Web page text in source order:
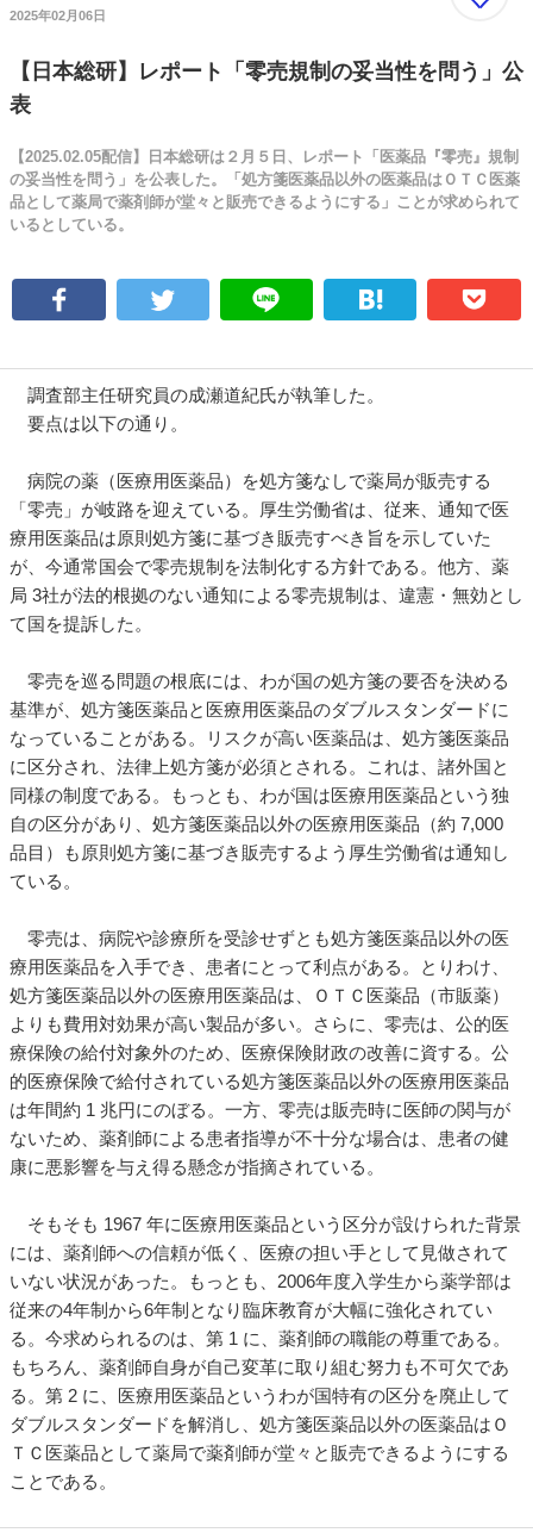
2025年02月06日
【日本総研】レポート「零売規制の妥当性を問う」公
表
【2025.02.05配信】日本総研は２月５日、レポート「医薬品『零売』規制
の妥当性を問う」を公表した。「処方箋医薬品以外の医薬品はＯＴＣ医薬
品として薬局で薬剤師が堂々と販売できるようにする」ことが求められて
いるとしている。
調査部主任研究員の成瀬道紀氏が執筆した。
要点は以下の通り。
病院の薬（医療用医薬品）を処方箋なしで薬局が販売する
「零売」が岐路を迎えている。厚生労働省は、従来、通知で医
療用医薬品は原則処方箋に基づき販売すべき旨を示していた
が、今通常国会で零売規制を法制化する方針である。他方、薬
局 3社が法的根拠のない通知による零売規制は、違憲・無効とし
て国を提訴した。
零売を巡る問題の根底には、わが国の処方箋の要否を決める
基準が、処方箋医薬品と医療用医薬品のダブルスタンダードに
なっていることがある。リスクが高い医薬品は、処方箋医薬品
に区分され、法律上処方箋が必須とされる。これは、諸外国と
同様の制度である。もっとも、わが国は医療用医薬品という独
自の区分があり、処方箋医薬品以外の医療用医薬品（約 7,000
品目）も原則処方箋に基づき販売するよう厚生労働省は通知し
ている。
零売は、病院や診療所を受診せずとも処方箋医薬品以外の医
療用医薬品を入手でき、患者にとって利点がある。とりわけ、
処方箋医薬品以外の医療用医薬品は、ＯＴＣ医薬品（市販薬）
よりも費用対効果が高い製品が多い。さらに、零売は、公的医
療保険の給付対象外のため、医療保険財政の改善に資する。公
的医療保険で給付されている処方箋医薬品以外の医療用医薬品
は年間約 1 兆円にのぼる。一方、零売は販売時に医師の関与が
ないため、薬剤師による患者指導が不十分な場合は、患者の健
康に悪影響を与え得る懸念が指摘されている。
そもそも 1967 年に医療用医薬品という区分が設けられた背景
には、薬剤師への信頼が低く、医療の担い手として見做されて
いない状況があった。もっとも、2006年度入学生から薬学部は
従来の4年制から6年制となり臨床教育が大幅に強化されてい
る。今求められるのは、第 1 に、薬剤師の職能の尊重である。
もちろん、薬剤師自身が自己変革に取り組む努力も不可欠であ
る。第 2 に、医療用医薬品というわが国特有の区分を廃止して
ダブルスタンダードを解消し、処方箋医薬品以外の医薬品はＯ
ＴＣ医薬品として薬局で薬剤師が堂々と販売できるようにする
ことである。